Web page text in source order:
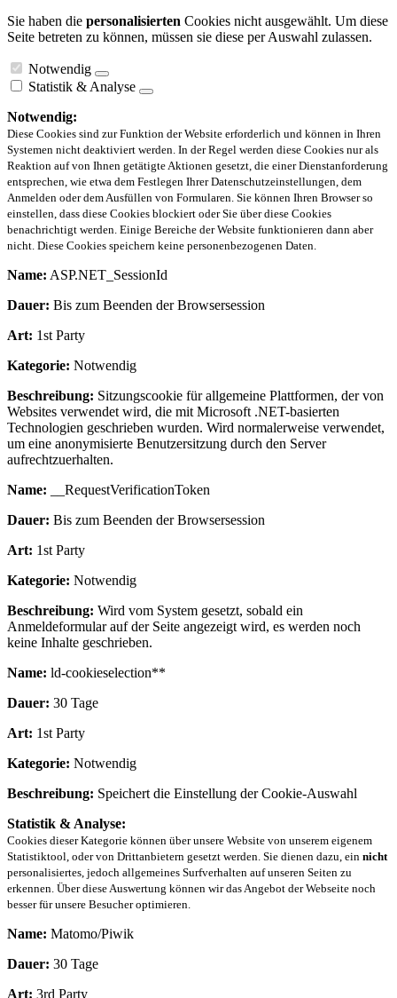
Sie haben die personalisierten Cookies nicht ausgewählt. Um diese
Seite betreten zu können, müssen sie diese per Auswahl zulassen.
Notwendig
Statistik & Analyse
Notwendig:
Diese Cookies sind zur Funktion der Website erforderlich und können in Ihren
Systemen nicht deaktiviert werden. In der Regel werden diese Cookies nur als
Reaktion auf von Ihnen getätigte Aktionen gesetzt, die einer Dienstanforderung
entsprechen, wie etwa dem Festlegen Ihrer Datenschutzeinstellungen, dem
Anmelden oder dem Ausfüllen von Formularen. Sie können Ihren Browser so
einstellen, dass diese Cookies blockiert oder Sie über diese Cookies
benachrichtigt werden. Einige Bereiche der Website funktionieren dann aber
nicht. Diese Cookies speichern keine personenbezogenen Daten.
Name: ASP.NET_SessionId
Dauer: Bis zum Beenden der Browsersession
Art: 1st Party
Kategorie: Notwendig
Beschreibung: Sitzungscookie für allgemeine Plattformen, der von
Websites verwendet wird, die mit Microsoft .NET-basierten
Technologien geschrieben wurden. Wird normalerweise verwendet,
um eine anonymisierte Benutzersitzung durch den Server
aufrechtzuerhalten.
Name: __RequestVerificationToken
Dauer: Bis zum Beenden der Browsersession
Art: 1st Party
Kategorie: Notwendig
Beschreibung: Wird vom System gesetzt, sobald ein
Anmeldeformular auf der Seite angezeigt wird, es werden noch
keine Inhalte geschrieben.
Name: ld-cookieselection**
Dauer: 30 Tage
Art: 1st Party
Kategorie: Notwendig
Beschreibung: Speichert die Einstellung der Cookie-Auswahl
Statistik & Analyse:
Cookies dieser Kategorie können über unsere Website von unserem eigenem
Statistiktool, oder von Drittanbietern gesetzt werden. Sie dienen dazu, ein nicht
personalisiertes, jedoch allgemeines Surfverhalten auf unseren Seiten zu
erkennen. Über diese Auswertung können wir das Angebot der Webseite noch
besser für unsere Besucher optimieren.
Name: Matomo/Piwik
Dauer: 30 Tage
Art: 3rd Party